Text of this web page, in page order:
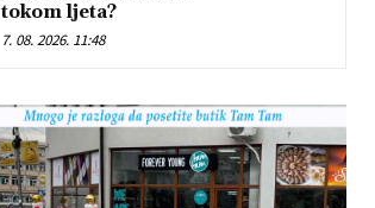
tokom ljeta?
7. 08. 2026. 11:48